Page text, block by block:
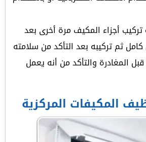
أجزاء المكيف مرة أخرى بعد
ثم تركيبه بعد التأكد من سلامته
المغادرة والتأكد من أنه يعمل
المكيفات المركزية